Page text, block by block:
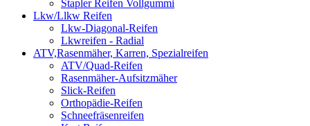
Stapler Reifen Vollgummi
Lkw/Llkw Reifen
Lkw-Diagonal-Reifen
Lkwreifen - Radial
ATV,Rasenmäher, Karren, Spezialreifen
ATV/Quad-Reifen
Rasenmäher-Aufsitzmäher
Slick-Reifen
Orthopädie-Reifen
Schneefräsenreifen